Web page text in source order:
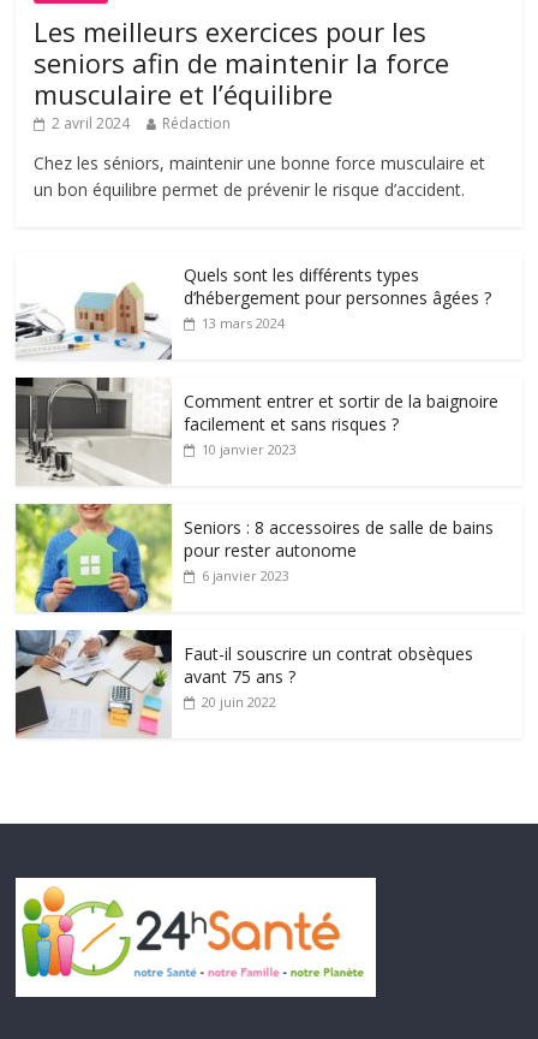
Les meilleurs exercices pour les
seniors afin de maintenir la force
musculaire et l’équilibre
2 avril 2024 Rédaction
Chez les séniors, maintenir une bonne force musculaire et
un bon équilibre permet de prévenir le risque d’accident.
Quels sont les différents types
d’hébergement pour personnes âgées ?
13 mars 2024
Comment entrer et sortir de la baignoire
facilement et sans risques ?
10 janvier 2023
Seniors : 8 accessoires de salle de bains
pour rester autonome
6 janvier 2023
Faut-il souscrire un contrat obsèques
avant 75 ans ?
20 juin 2022